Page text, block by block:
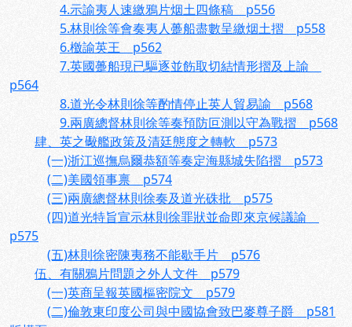
4.示諭夷人速繳鴉片烟土四條稿 p556
5.林則徐等會奏夷人躉船盡數呈繳烟土摺 p558
6.檄諭英王 p562
7.英國躉船現已驅逐並飭取切結情形摺及上諭
p564
8.道光令林則徐等酌情停止英人貿易諭 p568
9.兩廣總督林則徐等奏預防叵測以守為戰摺 p568
肆、英之礮艦政策及清廷態度之轉軟 p573
(一)浙江巡撫烏爾恭額等奏定海縣城失陷摺 p573
(二)美國領事禀 p574
(三)兩廣總督林則徐奏及道光硃批 p575
(四)道光特旨宣示林則徐罪狀並命即來京候議諭
p575
(五)林則徐密陳夷務不能歇手片 p576
伍、有關鴉片問題之外人文件 p579
(一)英商呈報英國樞密院文 p579
(二)倫敦東印度公司與中國協會致巴麥尊子爵 p581